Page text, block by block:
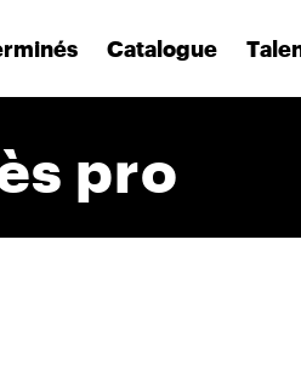
Catalogue
pro